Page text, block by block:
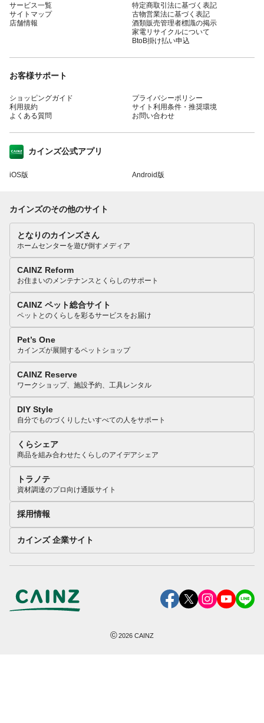
サービス一覧
サイトマップ
店舗情報
特定商取引法に基づく表記
古物営業法に基づく表記
酒類販売管理者標識の掲示
家電リサイクルについて
BtoB掛け払い申込
お客様サポート
ショッピングガイド
利用規約
よくある質問
プライバシーポリシー
サイト利用条件・推奨環境
お問い合わせ
カインズ公式アプリ
iOS版 Android版
カインズのその他のサイト
となりのカインズさん
ホームセンターを遊び倒すメディア
CAINZ Reform
お住まいのメンテナンスとくらしのサポート
CAINZ ペット総合サイト
ペットとのくらしを彩るサービスをお届け
Pet’s One
カインズが展開するペットショップ
CAINZ Reserve
ワークショップ、施設予約、工具レンタル
DIY Style
自分でものづくりしたいすべての人をサポート
くらシェア
商品を組み合わせたくらしのアイデアシェア
トラノテ
資材調達のプロ向け通販サイト
採用情報
カインズ 企業サイト
©2026 CAINZ